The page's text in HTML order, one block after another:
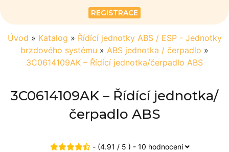
REGISTRACE
Úvod » Katalog » Řídící jednotky ABS / ESP - Jednotky
brzdového systému » ABS jednotka / čerpadlo »
3C0614109AK – Řídící jednotka/čerpadlo ABS
3C0614109AK – Řídící jednotka/
čerpadlo ABS
- (4.91 / 5 ) - 10 hodnocení